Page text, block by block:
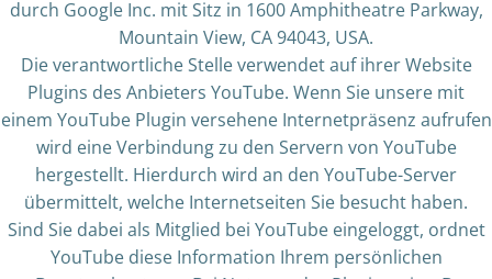
durch Google Inc. mit Sitz in 1600 Amphitheatre Parkway,
Mountain View, CA 94043, USA.
Die verantwortliche Stelle verwendet auf ihrer Website
Plugins des Anbieters YouTube. Wenn Sie unsere mit
einem YouTube Plugin versehene Internetpräsenz aufrufen
wird eine Verbindung zu den Servern von YouTube
hergestellt. Hierdurch wird an den YouTube-Server
übermittelt, welche Internetseiten Sie besucht haben.
Sind Sie dabei als Mitglied bei YouTube eingeloggt, ordnet
YouTube diese Information Ihrem persönlichen